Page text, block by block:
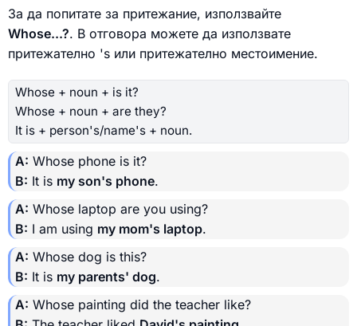
За да попитате за притежание, използвайте
Whose...?. В отговора можете да използвате
притежателно 's или притежателно местоимение.
Whose + noun + is it?
Whose + noun + are they?
It is + person's/name's + noun.
A: Whose phone is it?
B: It is my son's phone.
A: Whose laptop are you using?
B: I am using my mom's laptop.
A: Whose dog is this?
B: It is my parents' dog.
A: Whose painting did the teacher like?